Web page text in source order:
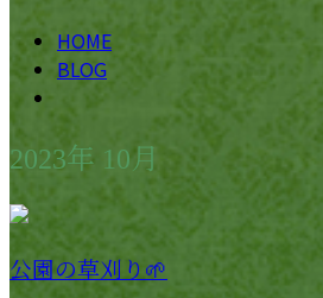
HOME
BLOG
2023年 10月
公園の草刈り🌱